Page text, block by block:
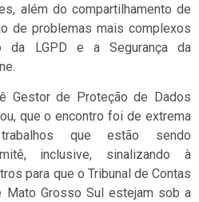
além do compartilhamento de
de problemas mais complexos
da LGPD e a Segurança da
Gestor de Proteção de Dados
que o encontro foi de extrema
que estão sendo
inclusive, sinalizando à
para que o Tribunal de Contas
Mato Grosso Sul estejam sob a